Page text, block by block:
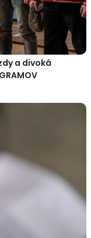
a divoká